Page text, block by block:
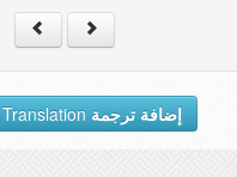
إضافة ترجمة